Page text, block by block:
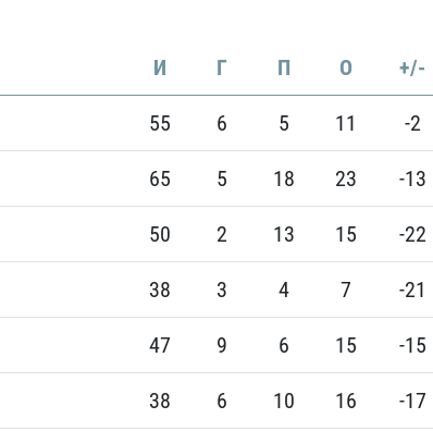
И Г П О +/-
55 6 5 11 -2
65 5 18 23 -13
50 2 13 15 -22
38 3 4 7 -21
47 9 6 15 -15
38 6 10 16 -17